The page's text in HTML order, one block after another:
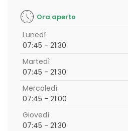
Ora aperto
Lunedì
07:45 - 21:30
Martedì
07:45 - 21:30
Mercoledì
07:45 - 21:00
Giovedì
07:45 - 21:30